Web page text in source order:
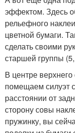
эффектом. Здесь
рельефного
цветной бумаги.
сделать своими
старшей группы
В центре
помещаем силуэт
расстоянии от
сторону совы
пружинку, вы